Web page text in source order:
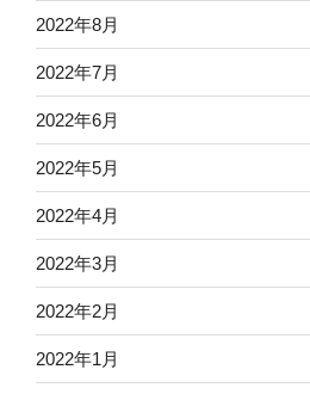
2022年8月
2022年7月
2022年6月
2022年5月
2022年4月
2022年3月
2022年2月
2022年1月